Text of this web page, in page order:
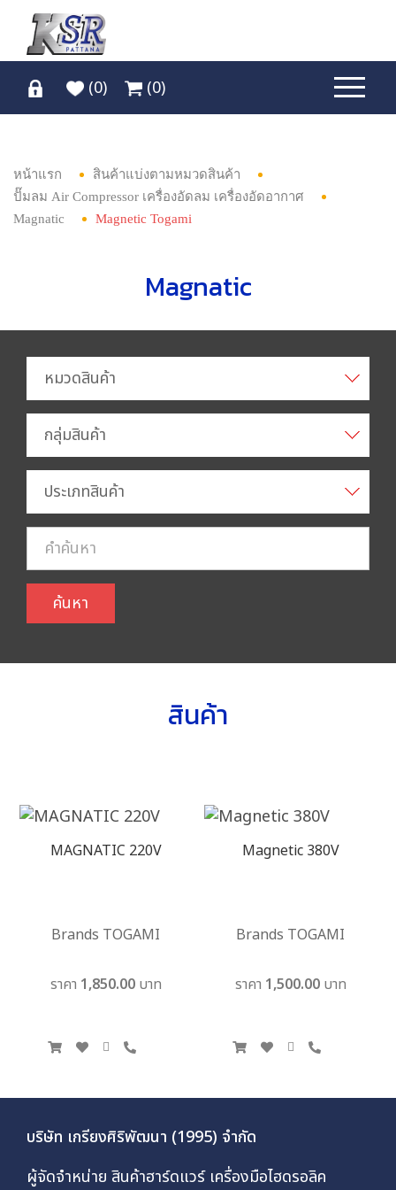
(0) (0)
หน้าแรก
สินค้าแบ่งตามหมวดสินค้า
ปั๊มลม Air Compressor เครื่องอัดลม เครื่องอัดอากาศ
Magnatic
Magnetic Togami
Magnatic
หมวดสินค้า
กลุ่มสินค้า
ประเภทสินค้า
ค้นหา
สินค้า
MAGNATIC 220V
Brands TOGAMI
ราคา 1,850.00 บาท
Magnetic 380V
Brands TOGAMI
ราคา 1,500.00 บาท
บริษัท เกรียงศิริพัฒนา (1995) จำกัด
ผู้จัดจำหน่าย สินค้าฮาร์ดแวร์ เครื่องมือไฮดรอลิค